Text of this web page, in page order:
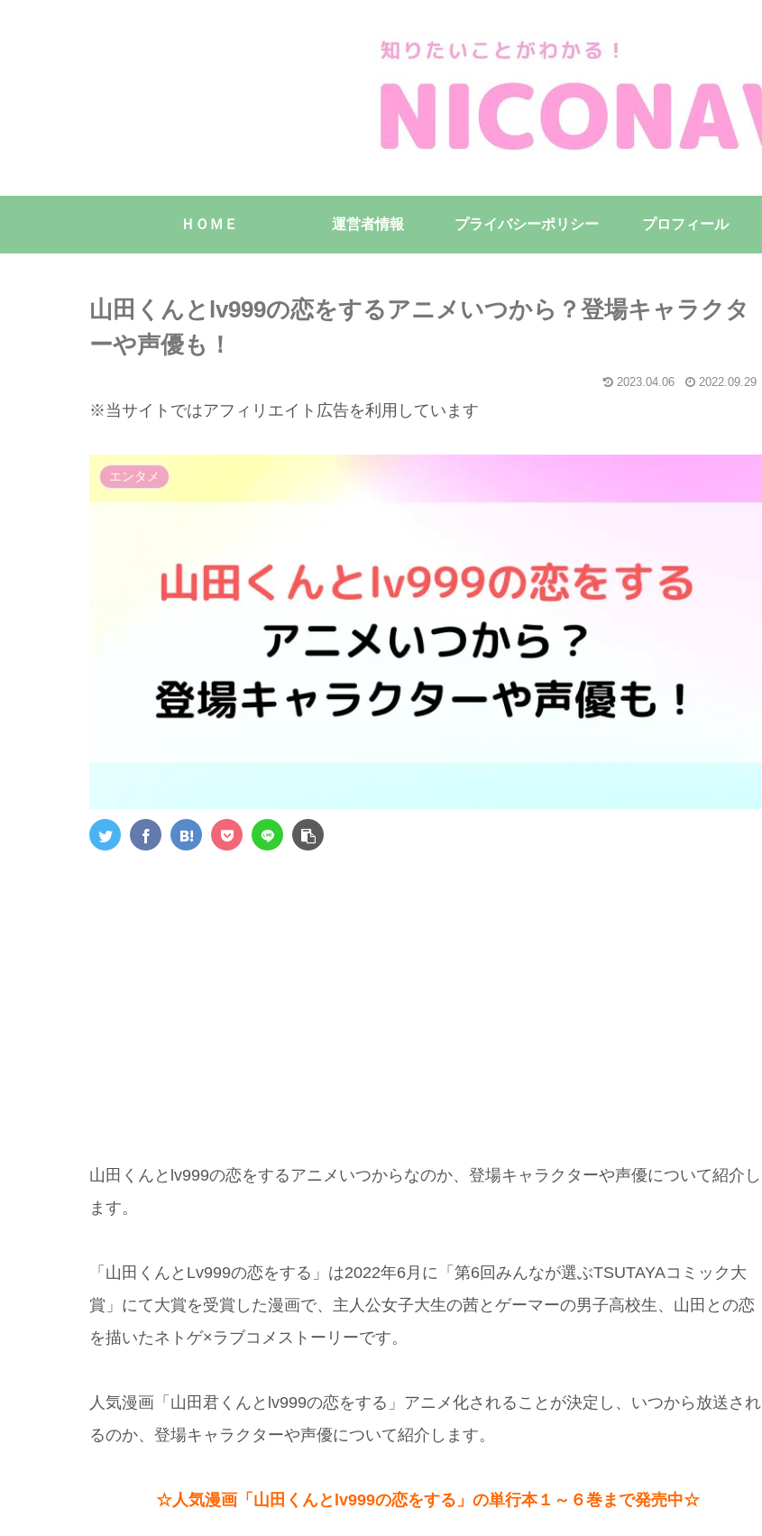
ＨＯＭＥ 運営者情報 プライバシーポリシー プロフィール
山田くんとlv999の恋をするアニメいつから？登場キャラクタ
ーや声優も！
2023.04.06 2022.09.29
※当サイトではアフィリエイト広告を利用しています
エンタメ
山田くんとlv999の恋をするアニメいつからなのか、登場キャラクターや声優について紹介し
ます。
「山田くんとLv999の恋をする」は2022年6月に「第6回みんなが選ぶTSUTAYAコミック大
賞」にて大賞を受賞した漫画で、主人公女子大生の茜とゲーマーの男子高校生、山田との恋
を描いたネトゲ×ラブコメストーリーです。
人気漫画「山田君くんとlv999の恋をする」アニメ化されることが決定し、いつから放送され
るのか、登場キャラクターや声優について紹介します。
☆人気漫画「山田くんとlv999の恋をする」の単行本１～６巻まで発売中☆